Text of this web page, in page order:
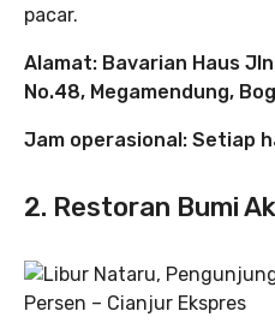
pacar.
Alamat: Bavarian Haus
No.48, Megamendung,
Jam operasional: Setiap
2. Restoran Bumi